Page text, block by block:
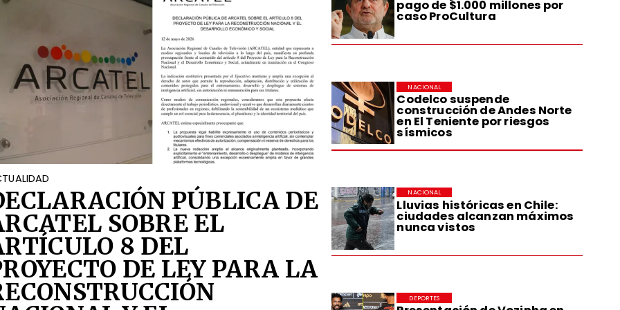
pago de $1.000 millones por
caso ProCultura
Codelco suspende
construcción de Andes Norte
en El Teniente por riesgos
sísmicos
NACIONAL
Lluvias históricas en Chile:
ciudades alcanzan máximos
nunca vistos
NACIONAL
DEPORTES
PÚBLICA DE
SOBRE EL
8 DEL
DE LEY PARA LA